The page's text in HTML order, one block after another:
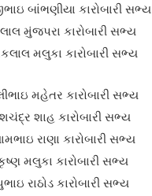
બાંભણીયા કારોબારી સભ્ય
મુંજપરા કારોબારી સભ્ય
મલુકા કારોબારી સભ્ય
મહેતર કારોબારી સભ્ય
શાહ કારોબારી સભ્ય
રાણા કારોબારી સભ્ય
મલુકા કારોબારી સભ્ય
રાઠોડ કારોબારી સભ્ય